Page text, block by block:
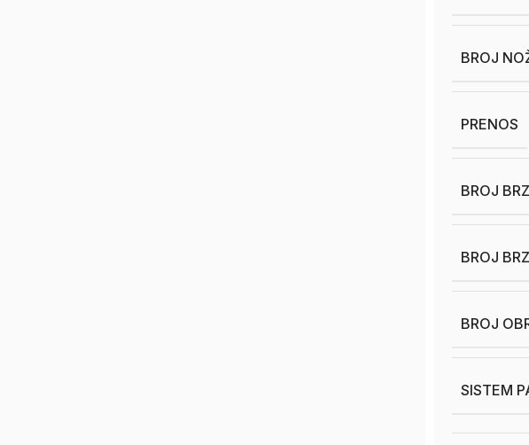
BROJ
PRENOS
BROJ
BROJ
BROJ
SISTEM